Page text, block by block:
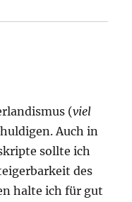
(viel
Auch in
sollte ich
des
halte ich für gut